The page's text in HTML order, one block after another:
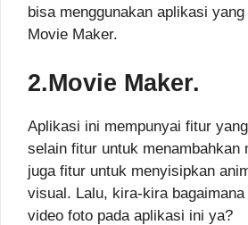
bisa menggunakan aplikasi
Movie Maker.
2.Movie Maker.
Aplikasi ini mempunyai fitur
selain fitur untuk menambahkan
juga fitur untuk menyisipkan
visual. Lalu, kira-kira
video foto pada aplikasi ini ya?